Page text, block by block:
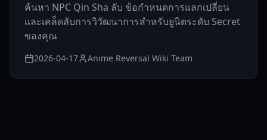
ค้นหา NPC Qin Sha ลับ ข้อกำหนดการแลกเปลี่ยน
และเคล็ดลับการวิวัฒนาการสำหรับยูนิตระดับ Secret
ของคุณ
2026-04-17 Anime Reversal Wiki Team